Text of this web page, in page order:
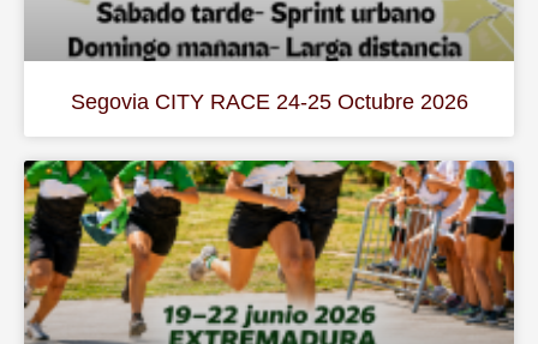
Segovia CITY RACE 24-25 Octubre 2026